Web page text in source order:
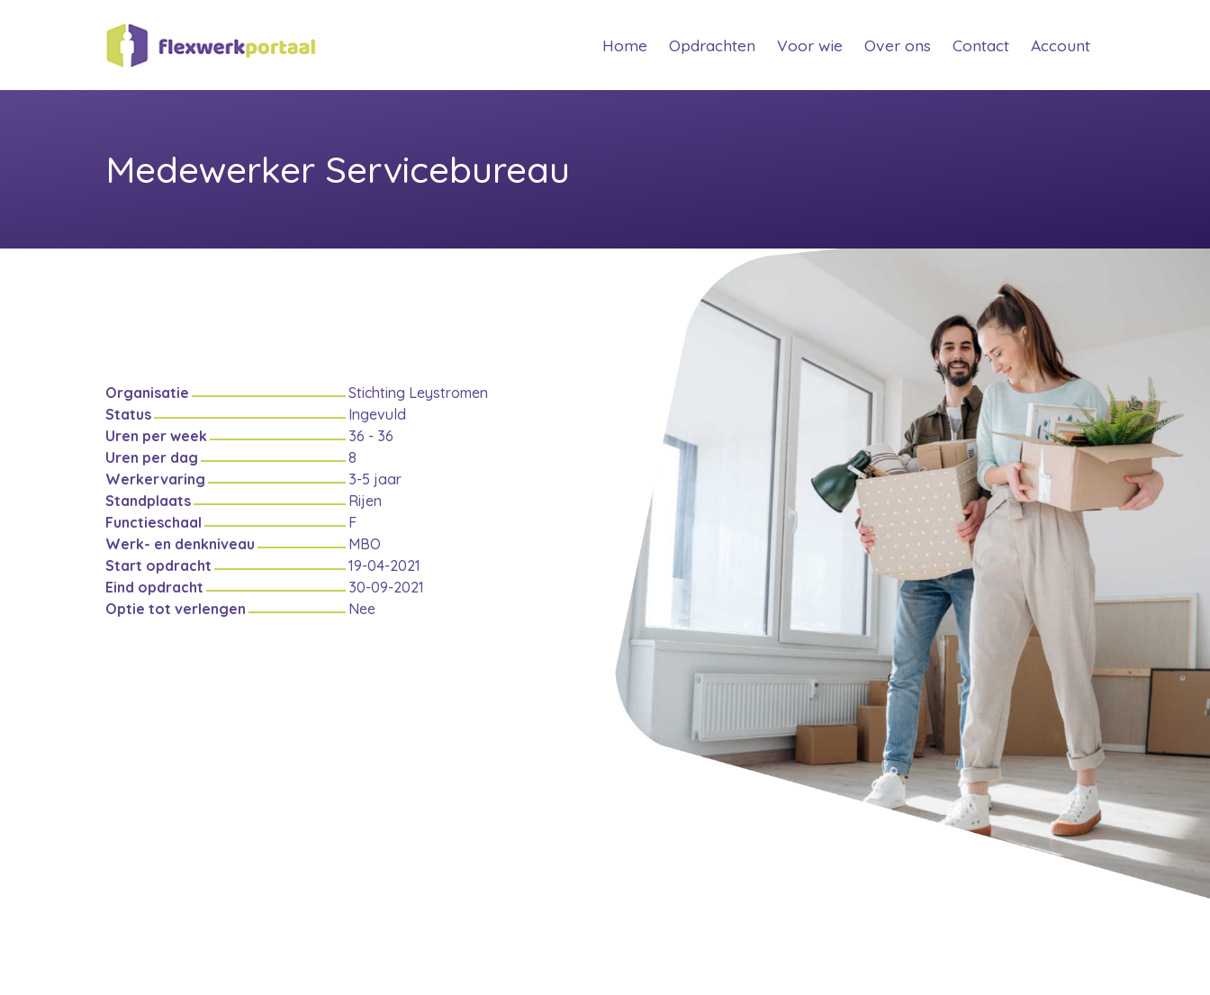
Home(current)
Opdrachten (current)
Voor wie(current)
Over ons (current)
Contact(current)
Account(current)
Medewerker Servicebureau
Organisatie
Stichting Leystromen
Status
Ingevuld
Uren per week
36 - 36
Uren per dag
8
Werkervaring
3-5 jaar
Standplaats
Rijen
Functieschaal
F
Werk- en denkniveau
MBO
Start opdracht
19-04-2021
Eind opdracht
30-09-2021
Optie tot verlengen
Nee